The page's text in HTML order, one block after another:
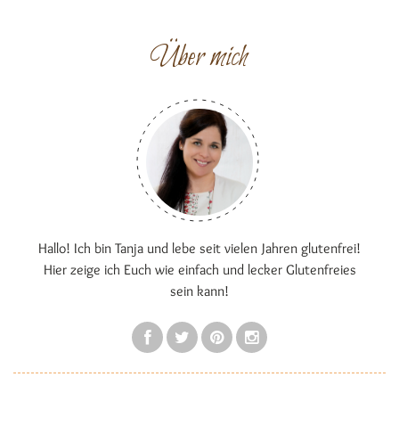
Über mich
Hallo! Ich bin Tanja und lebe seit vielen Jahren glutenfrei!
Hier zeige ich Euch wie einfach und lecker Glutenfreies
sein kann!